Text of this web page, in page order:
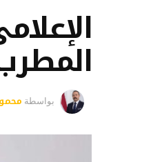
بواسطة